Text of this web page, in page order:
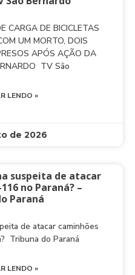
CARGA DE BICICLETAS
UM MORTO, DOIS
APÓS AÇÃO DA
TV São
LENDO »
de 2026
suspeita de atacar
no Paraná? –
Paraná
de atacar caminhões
Tribuna do Paraná
LENDO »